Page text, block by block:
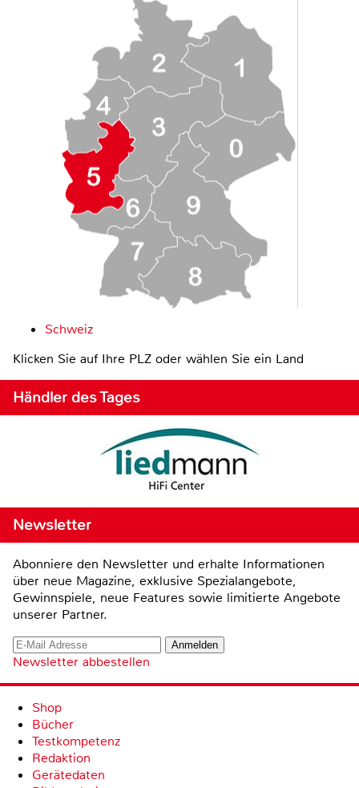
Schweiz
Klicken Sie auf Ihre PLZ oder wählen Sie ein Land
Händler des Tages
Newsletter
Abonniere den Newsletter und erhalte Informationen
über neue Magazine, exklusive Spezialangebote,
Gewinnspiele, neue Features sowie limitierte Angebote
unserer Partner.
Newsletter abbestellen
Shop
Bücher
Testkompetenz
Redaktion
Gerätedaten